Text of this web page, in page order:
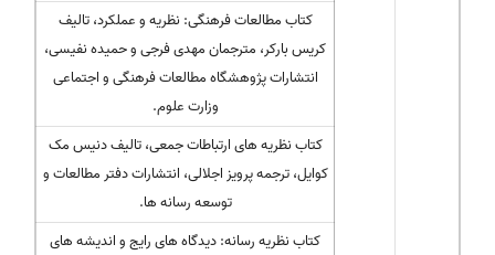
کتاب مطالعات فرهنگی: نظریه و عملکرد، تالیف
کریس بارکر، مترجمان مهدی فرجی و حمیده نفیسی،
انتشارات پژوهشگاه مطالعات فرهنگی و اجتماعی
وزارت علوم.
کتاب نظریه های ارتباطات جمعی، تالیف دنیس مک
کوایل، ترجمه پرویز اجلالی، انتشارات دفتر مطالعات و
توسعه رسانه ها.
کتاب نظریه رسانه: دیدگاه های رایج و اندیشه های